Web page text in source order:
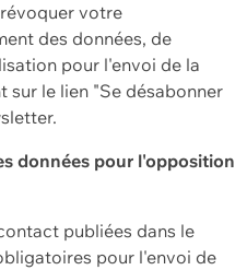
votre
des données, de
pour l'envoi de la
sur le lien "Se désabonner
données pour l'opposition
publiées dans le
pour l'envoi de